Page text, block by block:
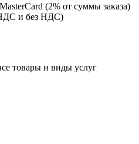
(2% от суммы заказа)
НДС и без НДС)
товары и виды услуг